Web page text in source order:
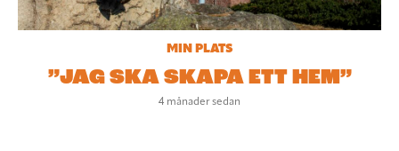
MIN PLATS
”JAG SKA SKAPA ETT HEM”
4 månader sedan